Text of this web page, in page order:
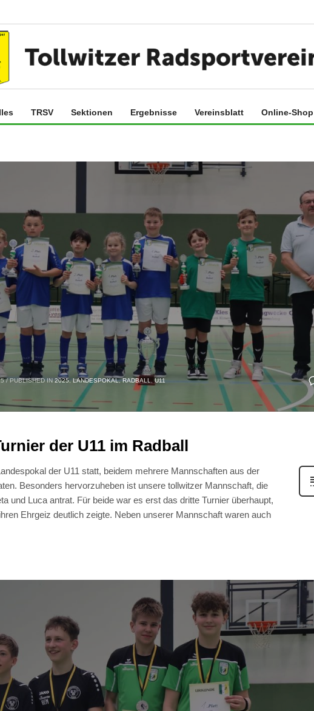
TRSV Sektionen Ergebnisse Vereinsblatt Online-Shop
/ PUBLISHED IN 2025, LANDESPOKAL,RADBALL,U11
der U11 im Radball
der U11 statt, beidem mehrere Mannschaften aus der
Besonders hervorzuheben ist unsere tollwitzer Mannschaft, die
und Luca antrat. Für beide war es erst das dritte Turnier überhaupt,
Ehrgeiz deutlich zeigte. Neben unserer Mannschaft waren auch